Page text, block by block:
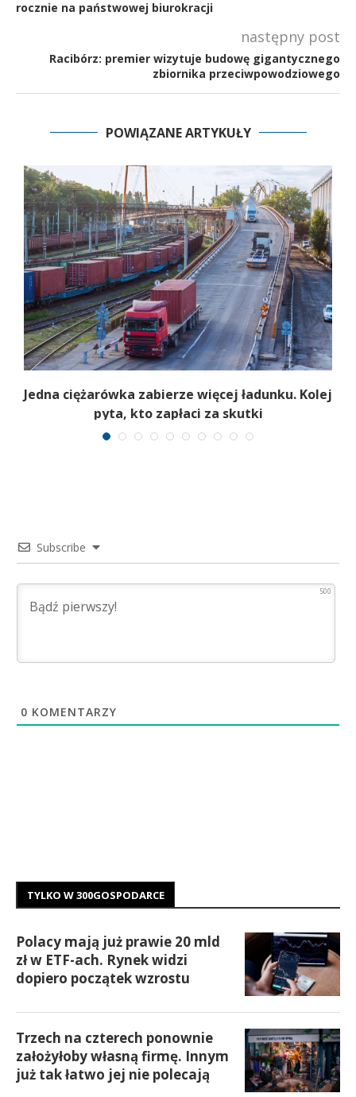
rocznie na państwowej biurokracji
następny post
Racibórz: premier wizytuje budowę gigantycznego
zbiornika przeciwpowodziowego
POWIĄZANE ARTYKUŁY
Jedna ciężarówka zabierze więcej ładunku. Kolej
pyta, kto zapłaci za skutki
Subscribe
500
0 KOMENTARZY
TYLKO W 300GOSPODARCE
Polacy mają już prawie 20 mld
zł w ETF-ach. Rynek widzi
dopiero początek wzrostu
Trzech na czterech ponownie
założyłoby własną firmę. Innym
już tak łatwo jej nie polecają